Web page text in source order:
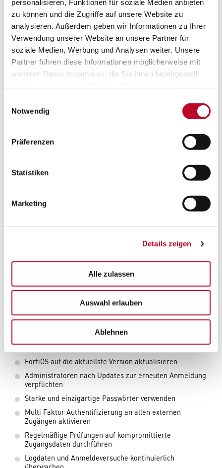
personalisieren, Funktionen für soziale Medien anbieten
zu können und die Zugriffe auf unsere Website zu
analysieren. Außerdem geben wir Informationen zu Ihrer
Verwendung unserer Website an unsere Partner für
soziale Medien, Werbung und Analysen weiter. Unsere
Partner führen diese Informationen möglicherweise mit
weiteren Daten zusammen, die Sie ihnen bereitgestellt
Notwendig
Präferenzen
Statistiken
Marketing
Details zeigen
Alle zulassen
Auswahl erlauben
Ablehnen
weiterhin erfolgreich einsetzen. Besonders kritisch wird
dies bei Geräten, die direkt aus dem Internet erreichbar
sind und keinen zusätzlichen Schutzmechanismus wie Multi
Faktor Authentifizierung nutzen.
Die Folgen für Unternehmen
Ein erfolgreicher Zugriff auf eine Firewall eröffnet
Angreifern weit mehr Möglichkeiten als den Blick auf
Tor zwischen Unternehmensnetzwerk und Internet.
Nach einer Kompromittierung können Cyberkriminelle:
Netzwerkverkehr analysieren
Ransomware oder andere Schadsoftware vorbereiten
Besonders betroffen sind laut den aktuellen
Telekommunikation und Industrie. Auch Betreiber
Welche Maßnahmen jetzt wichtig sind
Unternehmen sollten die aktuelle Berichterstattung zum
Anlass nehmen, ihre Sicherheitsstrategie zu überprüfen.
Folgende Maßnahmen reduzieren das Risiko deutlich:
erreichbar machen
FortiOS auf die aktuellste Version aktualisieren
Administratoren nach Updates zur erneuten Anmeldung
verpflichten
Starke und einzigartige Passwörter verwenden
Multi Faktor Authentifizierung an allen externen
Zugängen aktivieren
Regelmäßige Prüfungen auf kompromittierte
Zugangsdaten durchführen
Logdaten und Anmeldeversuche kontinuierlich